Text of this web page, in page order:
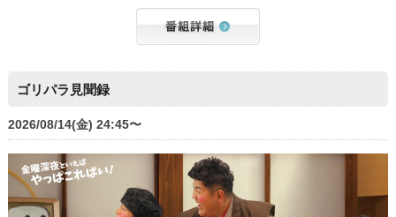
ゴリパラ見聞録
2026/08/14(金) 24:45〜